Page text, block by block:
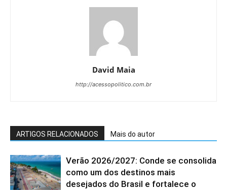
David Maia
http://acessopolitico.com.br
ARTIGOS RELACIONADOS Mais do autor
Verão 2026/2027: Conde se consolida
como um dos destinos mais
desejados do Brasil e fortalece o